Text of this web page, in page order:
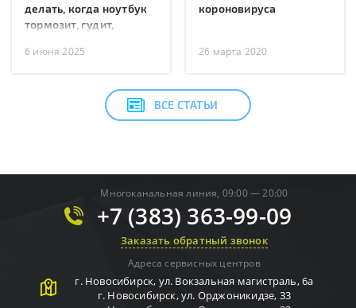
делать, когда ноутбук
тормозит, гудит,
перезагружается?
6 июня 2025
короновируса
26 марта 2020
ВСЕ СТАТЬИ
Многоканальная линия, 09:00 — 20:00
+7 (383) 363-99-09
Заказать обратный звонок
Адреса сервисных центров
г. Новосибирск, ул. Вокзальная магистраль, 6а
г. Новосибирск,ул. Орджоникидзе, 33